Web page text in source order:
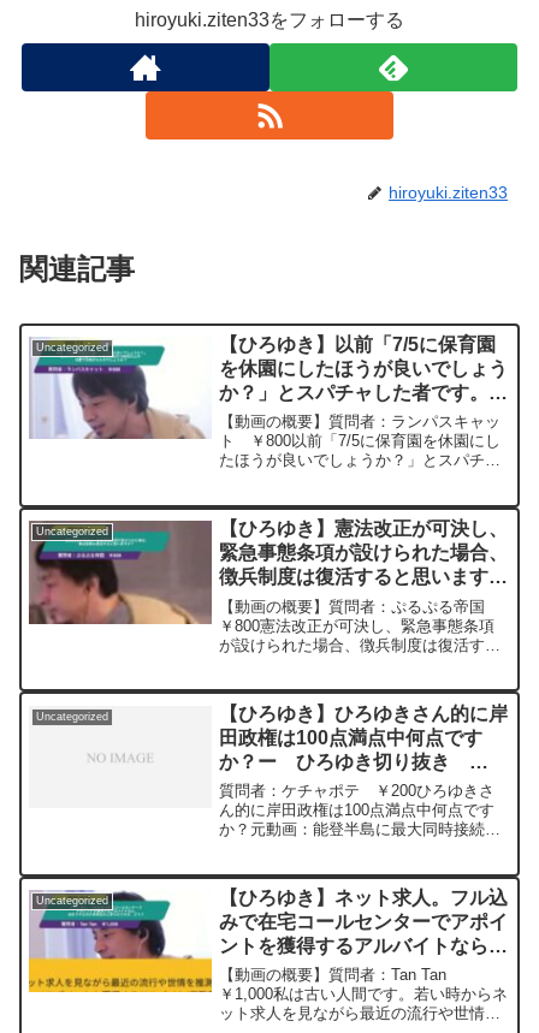
hiroyuki.ziten33をフォローする
hiroyuki.ziten33
関連記事
Uncategorized
【ひろゆき】以前「7/5に保育園
を休園にしたほうが良いでしょう
か？」とスパチャした者です。ト
カラ列島の1000回以上の地震で
分散されたのでしょうか？ー ひ
ろゆき切り抜き 20250705
【動画の概要】質問者：ランパスキャッ
ト ￥800以前「7/5に保育園を休園にし
たほうが良いでしょうか？」とスパチャ
ず、本日無事に過ごせました。大地震の
予知夢でしたが、トカ...
Uncategorized
【ひろゆき】憲法改正が可決し、
緊急事態条項が設けられた場合、
徴兵制度は復活すると思います
か？ ー ひろゆき切り抜き
20240112
【動画の概要】質問者：ぷるぷる帝国
￥800憲法改正が可決し、緊急事態条項
が設けられた場合、徴兵制度は復活する
ミングで日本で戦争が起きた場合に徴兵
されると思うと絶望感...
Uncategorized
【ひろゆき】ひろゆきさん的に岸
田政権は100点満点中何点です
か？ー ひろゆき切り抜き
20240111
質問者：ケチャポテ ￥200ひろゆきさ
ん的に岸田政権は100点満点中何点です
か？元動画：能登半島に最大同時接続
J22
https://www.youtube.com/watch?
v=1_qiOcWAC6A&t=8068s****************
**************************ひろゆきさんの動
画で、寄せられた質問について、一問一
答形式にしてみました。過去にこんな質
問してるかな？と気になったことがあれ
ば、下記のサイトから検索してみてくだ
Uncategorized
【ひろゆき】ネット求人。フル込
みで在宅コールセンターでアポイ
ントを獲得するアルバイトなら、
自前でやる方が効率的だと思うの
ですが、どう？ー ひろゆき切り
抜き 20241008
【動画の概要】質問者：Tan Tan
￥1,000私は古い人間です。若い時からネ
ット求人を見ながら最近の流行や世情を